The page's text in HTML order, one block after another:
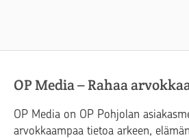
OP Media – Rahaa
OP Media on OP Pohjolan
arvokkaampaa tietoa arkeen,